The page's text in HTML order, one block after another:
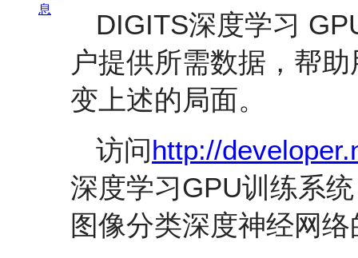
息
DIGITS深度学习
户提供所需数据，帮
变上述的局面。
访问http://
深度学习GPU训练系
图像分类深度神经网